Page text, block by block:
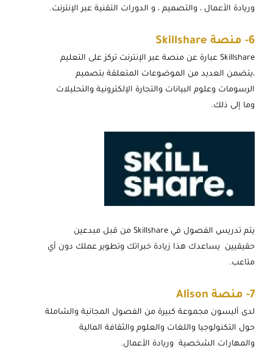
وريادة الأعمال ، والتصميم ، و الدورات التقنية عبر الإنترنت.
6- منصة Skillshare
Skillshare عبارة عن منصة عبر الإنترنت تركز على التعليم
،يتضمن العديد من الموضوعات المتعلقة بتصميم
الرسومات وعلوم البيانات والتجارة الإلكترونية والتحليلات
وما إلى ذلك.
يتم تدريس الفصول في Skillshare من قبل مبدعين
حقيقيين يساعدك هذا زيادة خبراتك وتطوير عملك دون أي
متاعب.
7- منصة Alison
لدى أليسون مجموعة كبيرة من الفصول المجانية والشاملة
حول التكنولوجيا واللغات والعلوم والثقافة المالية
والمهارات الشخصية وريادة الأعمال.